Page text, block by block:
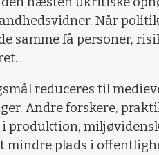
Når
samme få personer,
reduceres til
Andre forskere,
produktion,
plads i